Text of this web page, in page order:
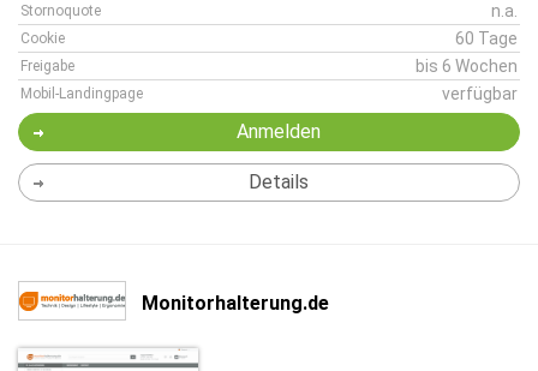
Stornoquote n.a.
Cookie 60 Tage
Freigabe bis 6 Wochen
Mobil-Landingpage verfügbar
Anmelden
Details
Monitorhalterung.de